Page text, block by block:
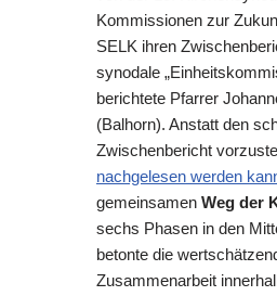
Kommissionen zur
SELK ihren
synodale
berichtete Pfarrer
(Balhorn). Anstatt den
Zwischenbericht
nachgelesen werden
gemeinsamen Weg der
sechs Phasen in den
betonte die
Zusammenarbeit